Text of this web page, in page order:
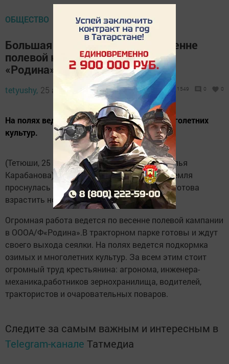
ОБЩЕСТВО
Большая работа ведется по весенне
полевой кампании в агрофирме
«Родина»
tetyushy, 25 апреля 2022 - 06:03 1549 0 0
На полях ведется подкормка озимых и многолетних
культур.
(Тетюши, 25 апреля, "Тетюшские зори", Наталья
Карабанова). Отзвенели весенние ручьи и земля
проснулась от зимней спячки. И она вновь готова
взрастить новый урожай.
Огромная работа ведется по весенне полевой кампании
в ОООА/Ф«Родина».В тракторном парке готовы и ждут
своего выхода сеялки. На полях ведется подкормка
озимых и многолетних культур. За всем этим стоит
огромный труд крестьянина: агронома, инженера-
механика,работников зернохранилища, водителей,
трактористов и очаровательных поваров.
Следите за самым важным и интересным в
Telegram-канале Татмедиа